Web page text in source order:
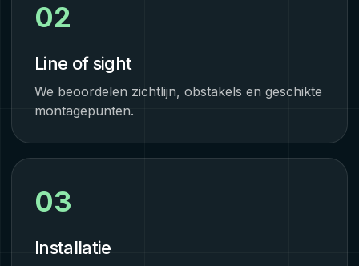
02
Line of sight
We beoordelen zichtlijn, obstakels en geschikte
montagepunten.
03
Installatie